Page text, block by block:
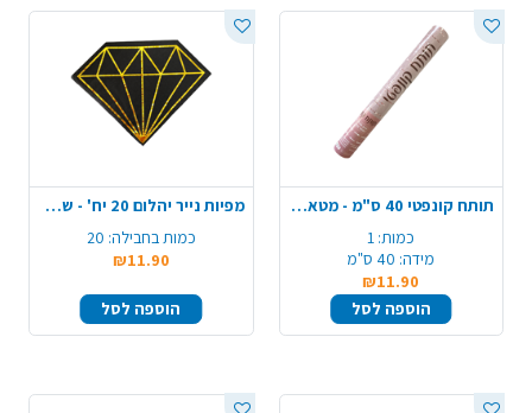
תותח קונפטי 40 ס"מ - מטאלי זהב
כמות: 1
מידה: 40 ס"מ
₪11.90
הוספה לסל
מפיות נייר יהלום 20 יח' - שחור זהב
כמות בחבילה: 20
₪11.90
הוספה לסל